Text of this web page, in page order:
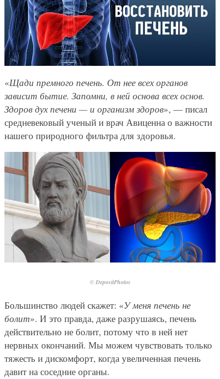
«Щади премного печень. От нее всех органов
зависит бытие. Запомни, в ней основа всех основ.
Здоров дух печени — и организм здоров», — писал
средневековый ученый и врач Авиценна о важности
нашего природного фильтра для здоровья.
© DepositPhotos
Большинство людей скажет: «У меня печень не
болит». И это правда, даже разрушаясь, печень
действительно не болит, потому что в ней нет
нервных окончаний. Мы можем чувствовать только
тяжесть и дискомфорт, когда увеличенная печень
давит на соседние органы.